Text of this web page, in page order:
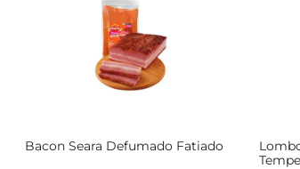
Incorpore o Pernil Suíno Perdigão
novo ar, tornandose momentos de
Bacon Seara Defumado Fatiado